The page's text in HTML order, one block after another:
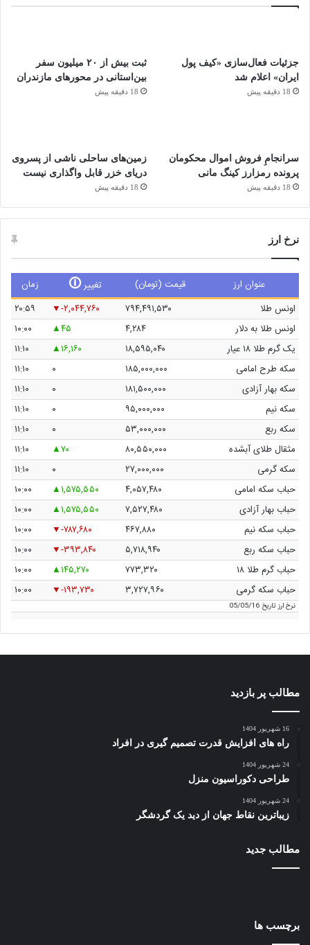
جزئیات فعال‌سازی «کیف پول
ایران» اعلام شد
18 دقیقه پیش
ثبت بیش از ۲۰ میلیون سفر
بین‌استانی در محور‌های مازندران
18 دقیقه پیش
سرانجامِ فروش اموال محکومان
پرونده رمزارز کینگ مانی
18 دقیقه پیش
زمین‌های ساحلی ناشی از پسروی
دریای خزر قابل واگذاری نیست
18 دقیقه پیش
نرخ ارز
عنوان ارز قیمت (تومان) تغییر🛈
زمان
اونس طلا
۷۹۴,۴۹۱,۵۳۰ -۲,۰۴۴,۷۶۰
۲۰:۵۹
اونس طلا به دلار
۴,۲۸۴ ۴۵
۱۰:۰۰
یک گرم طلا ۱۸ عیار
۱۸,۵۹۵,۰۴۰ ۱۶,۱۶۰
۱۱:۱۰
سکه طرح امامی
۱۸۵,۰۰۰,۰۰۰ ۰
۱۱:۱۰
سکه بهار آزادی
۱۸۱,۵۰۰,۰۰۰ ۰
۱۱:۱۰
سکه نیم
۹۵,۰۰۰,۰۰۰ ۰
۱۱:۱۰
سکه ربع
۵۳,۰۰۰,۰۰۰ ۰
۱۱:۱۰
مثقال طلای آبشده
۸۰,۵۵۰,۰۰۰ ۷۰
۱۱:۱۰
سکه گرمی
۲۷,۰۰۰,۰۰۰ ۰
۱۱:۱۰
حباب سکه امامی
۴,۰۵۷,۴۸۰ ۱,۵۷۵,۵۵۰
۱۰:۰۰
حباب بهار آزادی
۷,۵۲۷,۴۸۰ ۱,۵۷۵,۵۵۰
۱۰:۰۰
حباب سکه نیم
۴۶۷,۸۸۰ -۷۸۷,۶۸۰
۱۰:۰۰
حباب سکه ربع
۵,۷۱۸,۹۴۰ -۳۹۳,۸۴۰
۱۰:۰۰
حباب گرم طلا ۱۸
۷۷۳,۳۲۰ ۱۴۵,۲۷۰
۱۰:۰۰
حباب سکه گرمی
۳,۷۲۷,۹۶۰ -۱۹۳,۷۳۰ ۱۰:۰۰
نرخ ارزتاریخ 05/05/16
مطالب پر بازدید
16 شهریور 1404
راه های افزایش قدرت تصمیم گیری در افراد
24 شهریور 1404
طراحی دکوراسیون منزل
24 شهریور 1404
زیباترین نقاط جهان از دید یک گردشگر
مطالب جدید
برچسب ها